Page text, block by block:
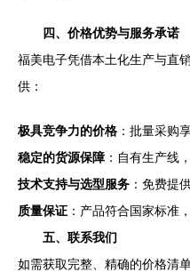
四、价格优势与服务承诺
福美电子凭借本土化生产与直
供：
极具竞争力的价格 ：批量采购
稳定的货源保障 ：自有生产线
技术支持与选型服务 ：免费提
质量保证 ：产品符合国家标准
五、联系我们
如需获取完整、精确的价格清